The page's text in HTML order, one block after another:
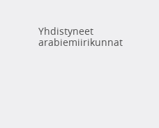
Yhdistyneet
arabiemiirikunnat